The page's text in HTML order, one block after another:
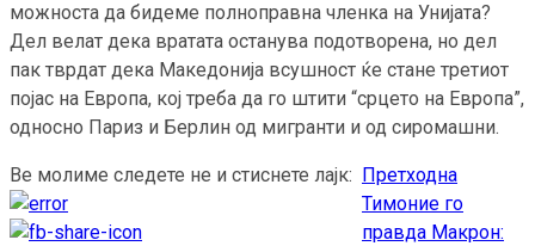
можноста да бидеме полноправна членка на Унијата?
Дел велат дека вратата останува подотворена, но дел
пак тврдат дека Македонија всушност ќе стане третиот
појас на Европа, кој треба да го штити “срцето на Европа”,
односно Париз и Берлин од мигранти и од сиромашни.
Ве молиме следете не и стиснете лајк:
Continue
Reading
Претходна
Тимоние го
правда Макрон: